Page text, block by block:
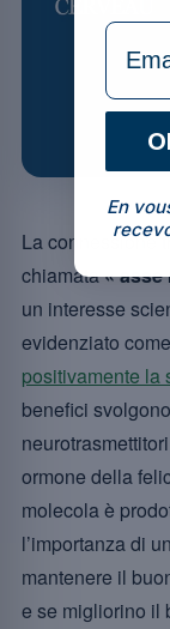
La connessione
chiamata«
un interesse
evidenziato
positivamente la
benefici
ormone della
molecola è
l’importanza di
mantenere il
e se migliorino il
En